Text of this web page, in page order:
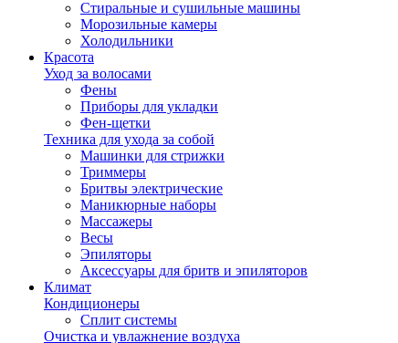
Стиральные и сушильные машины
Морозильные камеры
Холодильники
Красота
Уход за волосами
Фены
Приборы для укладки
Фен-щетки
Техника для ухода за собой
Машинки для стрижки
Триммеры
Бритвы электрические
Маникюрные наборы
Массажеры
Весы
Эпиляторы
Аксессуары для бритв и эпиляторов
Климат
Кондиционеры
Сплит системы
Очистка и увлажнение воздуха